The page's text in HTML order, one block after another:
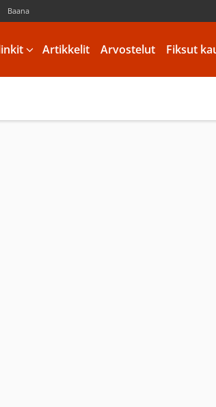
Baana
Artikkelit Arvostelut Fiksut